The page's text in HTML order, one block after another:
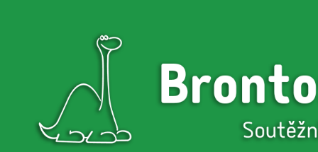
Brontosaurus
Brontosaurus